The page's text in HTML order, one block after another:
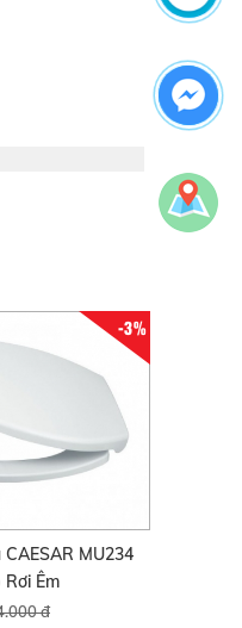
-3%
MU234
Rơi Êm
đ